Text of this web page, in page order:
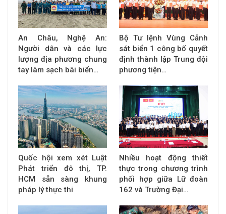
An Châu, Nghệ An:
Người dân và các lực
lượng địa phương chung
tay làm sạch bãi biển…
Bộ Tư lệnh Vùng Cảnh
sát biển 1 công bố quyết
định thành lập Trung đội
phương tiện…
Quốc hội xem xét Luật
Phát triển đô thị, TP.
HCM sẵn sàng khung
pháp lý thực thi
Nhiều hoạt động thiết
thực trong chương trình
phối hợp giữa Lữ đoàn
162 và Trường Đại…